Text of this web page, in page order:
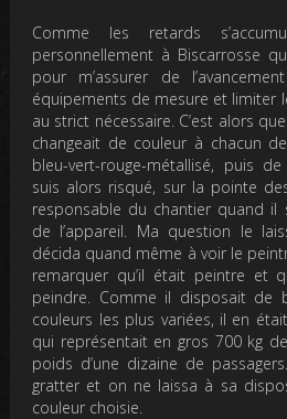
Comme les retards
personnellement à Biscarrosse
pour m’assurer de
équipements de mesure et limiter
au strict nécessaire. C’est alors
changeait de couleur à chacun
bleu-vert-rouge-métallisé, puis
suis alors risqué, sur la pointe
responsable du chantier quand il
de l’appareil. Ma question le
décida quand même à voir le
remarquer qu’il était peintre et
peindre. Comme il disposait de
couleurs les plus variées, il en
qui représentait en gros 700 kg
poids d’une dizaine de
gratter et on ne laissa à sa
couleur choisie.